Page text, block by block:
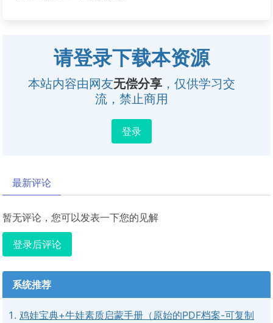
请登录下载本资源
本站内容由网友无偿分享 ，仅供学习交
流，禁止商用
登录
最新评论
暂无评论，您可以发表一下您的见解
登录后评论
系统推荐
鸡娃宝典+牛娃素质启蒙手册（原始的PDF档案-可复制